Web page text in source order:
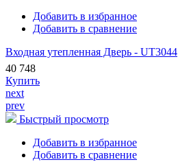
Добавить в избранное
Добавить в сравнение
Входная утепленная Дверь - UT3044
40 748
Купить
next
prev
Быстрый просмотр
Добавить в избранное
Добавить в сравнение